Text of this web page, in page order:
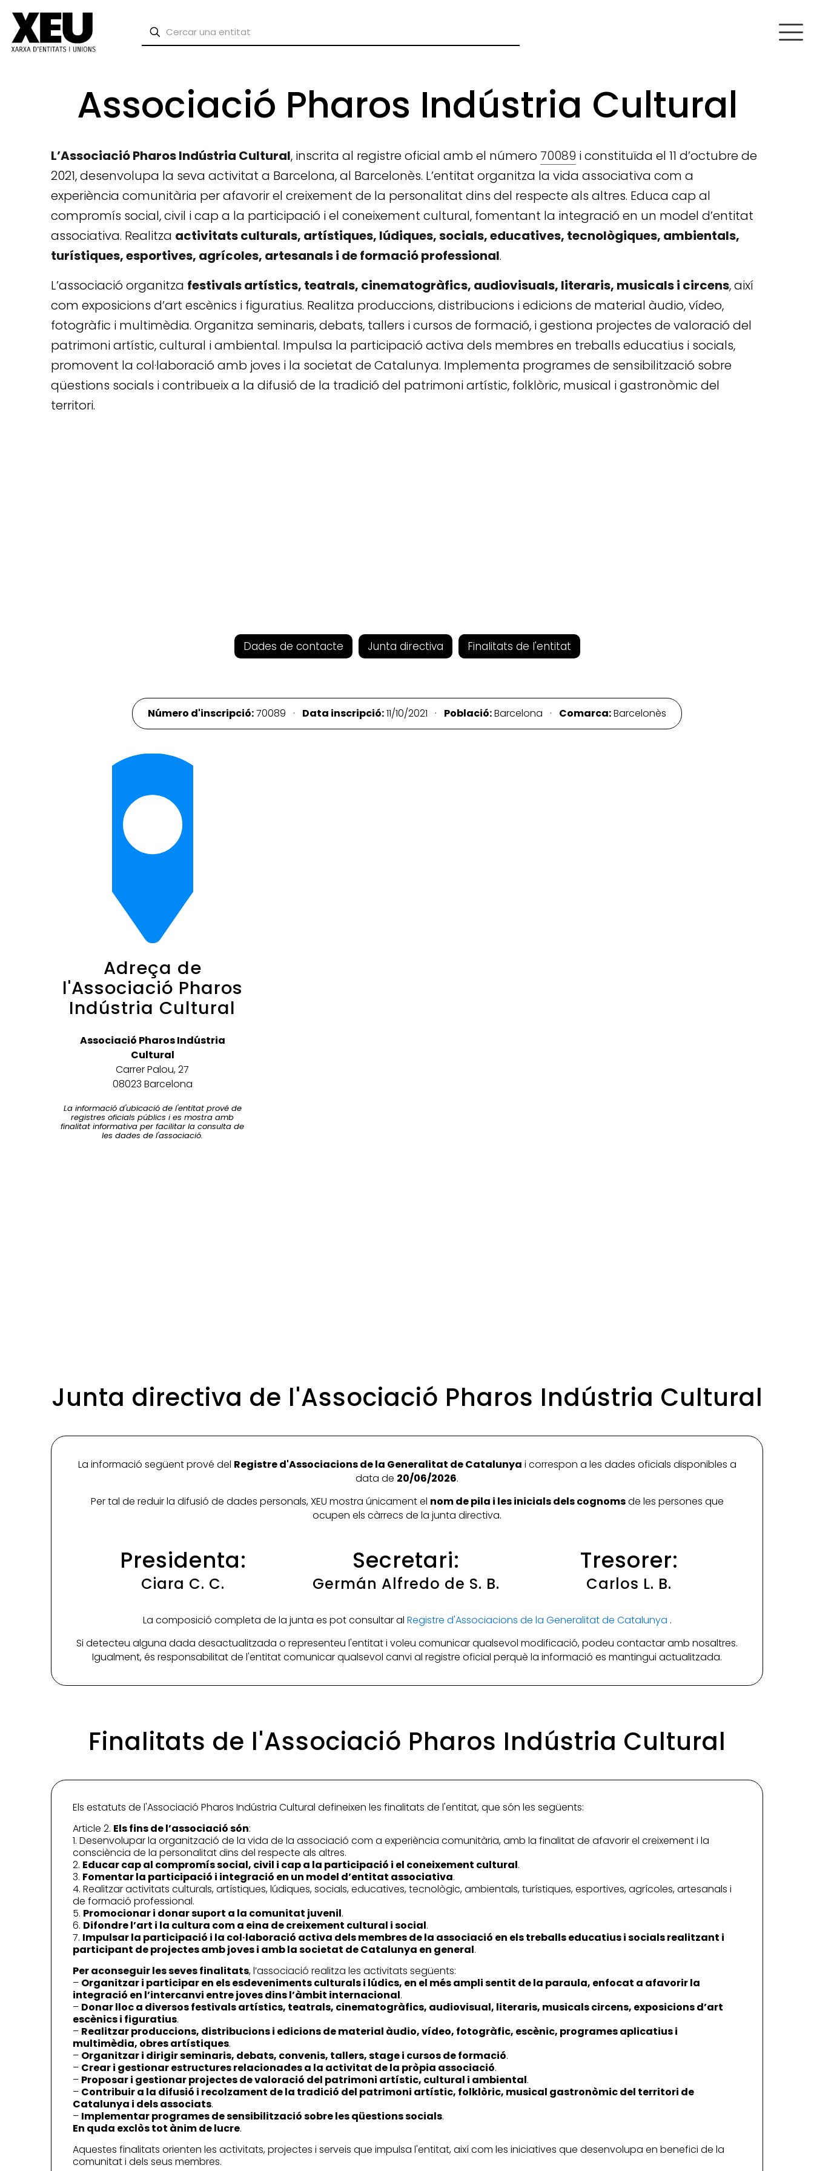
Associació Pharos Indústria Cultural
L’Associació Pharos Indústria Cultural, inscrita al registre oficial amb el número 70089 i constituïda el 11 d’octubre de
2021, desenvolupa la seva activitat a Barcelona, al Barcelonès. L’entitat organitza la vida associativa com a
experiència comunitària per afavorir el creixement de la personalitat dins del respecte als altres. Educa cap al
compromís social, civil i cap a la participació i el coneixement cultural, fomentant la integració en un model d’entitat
associativa. Realitza activitats culturals, artístiques, lúdiques, socials, educatives, tecnològiques, ambientals,
turístiques, esportives, agrícoles, artesanals i de formació professional.
L’associació organitza festivals artístics, teatrals, cinematogràfics, audiovisuals, literaris, musicals i circens, així
com exposicions d’art escènics i figuratius. Realitza produccions, distribucions i edicions de material àudio, vídeo,
fotogràfic i multimèdia. Organitza seminaris, debats, tallers i cursos de formació, i gestiona projectes de valoració del
patrimoni artístic, cultural i ambiental. Impulsa la participació activa dels membres en treballs educatius i socials,
promovent la col·laboració amb joves i la societat de Catalunya. Implementa programes de sensibilització sobre
qüestions socials i contribueix a la difusió de la tradició del patrimoni artístic, folklòric, musical i gastronòmic del
territori.
Dades de contacte Junta directiva Finalitats de l'entitat
Número d'inscripció:70089 · Data inscripció:11/10/2021 · Població:Barcelona · Comarca:Barcelonès
Adreça de
l'Associació Pharos
Indústria Cultural
Associació Pharos Indústria
Cultural
Carrer Palou, 27
08023 Barcelona
La informació d'ubicació de l'entitat prové de
registres oficials públics i es mostra amb
finalitat informativa per facilitar la consulta de
les dades de l'associació.
Junta directiva de l'Associació Pharos Indústria Cultural
La informació següent prové del Registre d'Associacions de la Generalitat de Catalunya i correspon a les dades oficials disponibles a
data de 20/06/2026.
Per tal de reduir la difusió de dades personals, XEU mostra únicament el nom de pila i les inicials dels cognomsde les persones que
ocupen els càrrecs de la junta directiva.
Presidenta:
Ciara C. C.
Secretari:
Germán Alfredo de S. B.
Tresorer:
Carlos L. B.
La composició completa de la junta es pot consultar al Registre d'Associacions de la Generalitat de Catalunya .
Si detecteu alguna dada desactualitzada o representeu l'entitat i voleu comunicar qualsevol modificació, podeu contactar amb nosaltres.
Igualment, és responsabilitat de l'entitat comunicar qualsevol canvi al registre oficial perquè la informació es mantingui actualitzada.
Finalitats de l'Associació Pharos Indústria Cultural
Els estatuts de l'Associació Pharos Indústria Cultural defineixen les finalitats de l'entitat, que són les següents:
Article 2. Els fins de l’associació són:
1. Desenvolupar la organització de la vida de la associació com a experiència comunitària, amb la finalitat de afavorir el creixement i la
consciència de la personalitat dins del respecte als altres.
2. Educar cap al compromís social, civil i cap a la participació i el coneixement cultural.
3. Fomentar la participació i integració en un model d’entitat associativa.
4. Realitzar activitats culturals, artístiques, lúdiques, socials, educatives, tecnològic, ambientals, turístiques, esportives, agrícoles, artesanals i
de formació professional.
5. Promocionar i donar suport a la comunitat juvenil.
6. Difondre l’art i la cultura com a eina de creixement cultural i social.
7. Impulsar la participació i la col·laboració activa dels membres de la associació en els treballs educatius i socials realitzant i
participant de projectes amb joves i amb la societat de Catalunya en general.
Per aconseguir les seves finalitats, l’associació realitza les activitats següents:
– Organitzar i participar en els esdeveniments culturals i lúdics, en el més ampli sentit de la paraula, enfocat a afavorir la
integració en l’intercanvi entre joves dins l’àmbit internacional.
– Donar lloc a diversos festivals artístics, teatrals, cinematogràfics, audiovisual, literaris, musicals circens, exposicions d’art
escènics i figuratius.
– Realitzar produccions, distribucions i edicions de material àudio, vídeo, fotogràfic, escènic, programes aplicatius i
multimèdia, obres artístiques.
– Organitzar i dirigir seminaris, debats, convenis, tallers, stage i cursos de formació.
– Crear i gestionar estructures relacionades a la activitat de la pròpia associació.
– Proposar i gestionar projectes de valoració del patrimoni artístic, cultural i ambiental.
– Contribuir a la difusió i recolzament de la tradició del patrimoni artístic, folklòric, musical gastronòmic del territori de
Catalunya i dels associats.
– Implementar programes de sensibilització sobre les qüestions socials.
En quda exclòs tot ànim de lucre.
Aquestes finalitats orienten les activitats, projectes i serveis que impulsa l'entitat, així com les iniciatives que desenvolupa en benefici de la
comunitat i dels seus membres.